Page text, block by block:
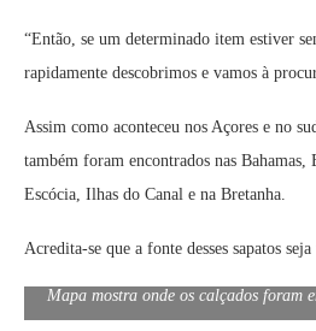
“Então, se um determinado item estiver
rapidamente descobrimos e vamos à
Assim como aconteceu nos Açores e no
também foram encontrados nas
Escócia, Ilhas do Canal e na Bretanha.
Acredita-se que a fonte desses sapatos
Mapa mostra onde os calçados